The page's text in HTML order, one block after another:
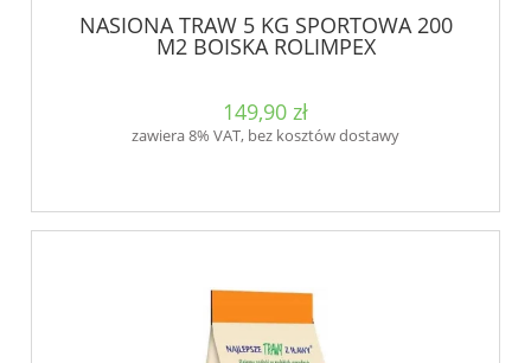
NASIONA TRAW 5 KG SPORTOWA 200
M2 BOISKA ROLIMPEX
149,90 zł
zawiera 8% VAT, bez kosztów dostawy